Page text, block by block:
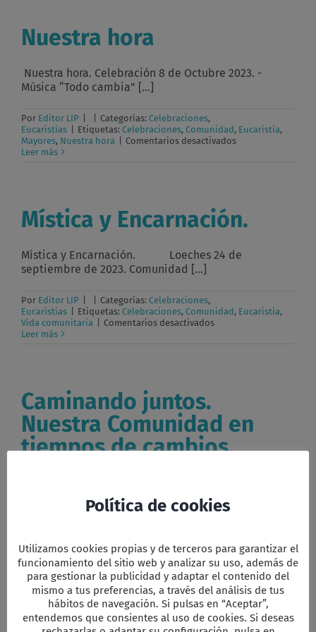
en
Jesús
Nuestra hora
Nuestra hora. Celebración 8 de Octubre 2023. -
Música “Todo cambia” [...]
Por Editor LIP Categorías: Celebraciones,
Eucaristías
Etiquetas: Celebraciones, Comunidad, Eucaristia,
Mayores, Nuestra hora Comentarios desactivadosen
Leer más
Mística y Encarnación.
Mística y Encarnación. Loeches 24 de
septiembre de 2023. Comunidad [...]
Por Editor LIP Categorías: Celebraciones,
Eucaristías
Etiquetas: Celebraciones, Comunidad, Eucaristia,
Vida comunitaria
Comentarios desactivadosen
Leer más
Caminando juntos.
Nuestra Comunidad en
tiempos de cambios.
Eucaristia,Vida comunitaria | Comentarios desactivadosen
Caminando
juntos.
Nuestra
Comunidad
en
tiempos
de
Leer más
Política de cookies
Utilizamos cookies propias y de terceros para garantizar el
funcionamiento del sitio web y analizar su uso, además de
para gestionar la publicidad y adaptar el contenido del
mismo a tus preferencias, a través del análisis de tus
hábitos de navegación. Si pulsas en “Aceptar”,
entendemos que consientes al uso de cookies. Si deseas